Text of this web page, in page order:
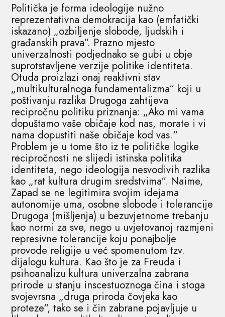
Politička je forma ideologije nužno
reprezentativna demokracija kao (emfatički
iskazano) „ozbiljenje slobode, ljudskih i
građanskih prava“. Prazno mjesto
univerzalnosti podjednako se gubi u obje
suprotstavljene verzije politike identiteta.
Otuda proizlazi onaj reaktivni stav
„multikulturalnoga fundamentalizma“ koji u
poštivanju razlika Drugoga zahtijeva
recipročnu politiku priznanja: „Ako mi vama
dopuštamo vaše običaje kod nas, morate i vi
nama dopustiti naše običaje kod vas.“
Problem je u tome što iz te političke logike
recipročnosti ne slijedi istinska politika
identiteta, nego ideologija nesvodivih razlika
kao „rat kultura drugim sredstvima“. Naime,
Zapad se ne legitimira svojim idejama
autonomije uma, osobne slobode i tolerancije
Drugoga (mišljenja) u bezuvjetnome trebanju
kao normi za sve, nego u uvjetovanoj razmjeni
represivne tolerancije koju ponajbolje
provode religije u već spomenutom tzv.
dijalogu kultura. Kao što je za Freuda i
psihoanalizu kultura univerzalna zabrana
prirode u stanju inscestuoznoga čina i stoga
svojevrsna „druga priroda čovjeka kao
proteze“, tako se i čin zabrane pojavljuje u